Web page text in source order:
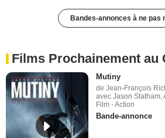
Bandes-annonces à ne pas
Films Prochainement au
Mutiny
de Jean-François
avec Jason Statham,
Film - Action
Bande-annonce